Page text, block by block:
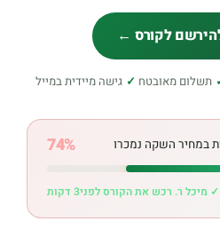
לקורס ←
תשלום מאובטח ✓ גישה מיידית במייל
במחיר השקה נמכרו 74%
✓ מיכל ר. רכש את הקורס לפני3 דקות